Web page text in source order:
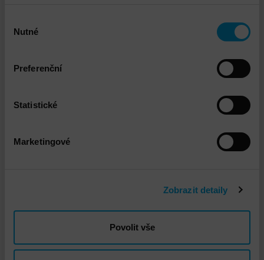
souhlasu
Nutné
Preferenční
Statistické
Marketingové
Zobrazit detaily
Povolit vše